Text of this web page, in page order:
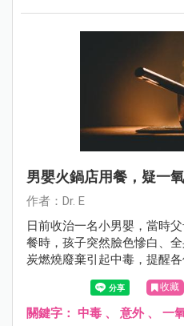
男嬰火鍋店用餐，疑一
作者：Dr. E
日前收治一名小男嬰，當時
餐時，孩子突然臉色慘白、
炭燃燒廢棄引起中毒，提醒
在，一定要注意外出用餐環
收藏
關鍵字： 中毒 、 意外、 一